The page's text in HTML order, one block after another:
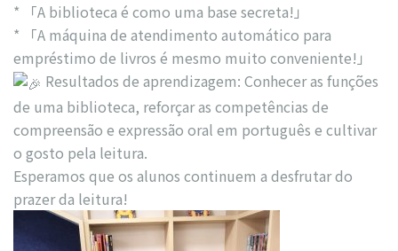
* 「A biblioteca é como uma base secreta!」
* 「A máquina de atendimento automático para
empréstimo de livros é mesmo muito conveniente!」
Resultados de aprendizagem: Conhecer as funções
de uma biblioteca, reforçar as competências de
compreensão e expressão oral em português e cultivar
o gosto pela leitura.
Esperamos que os alunos continuem a desfrutar do
prazer da leitura!